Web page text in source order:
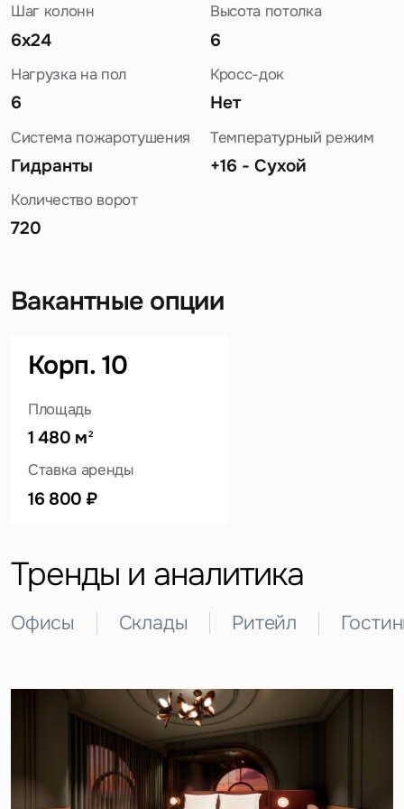
Шаг колонн
6x24
Высота потолка
6
Нагрузка на пол
6
Кросс-док
Нет
Система пожаротушения
Гидранты
Температурный режим
+16 - Сухой
Количество ворот
720
Вакантные опции
Корп. 10
Площадь
1 480 м2
Ставка аренды
16 800 ₽
Тренды и аналитика
Офисы Склады Ритейл
Задайте свой вопрос
Вопрос
Жалоба
Объявление
Это обязательное поле
Это обязательное поле